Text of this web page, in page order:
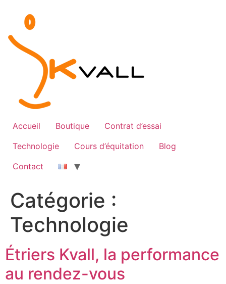
contenu
Accueil Boutique
Contrat d’essai
Technologie
Cours d’équitation
Blog
Contact
Catégorie :
Technologie
Étriers Kvall, la performance
au rendez-vous